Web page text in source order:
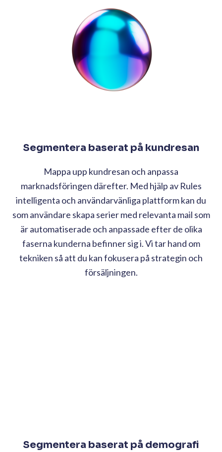
Segmentera baserat på kundresan
Mappa upp kundresan och anpassa
marknadsföringen därefter. Med hjälp av Rules
intelligenta och användarvänliga plattform kan du
som användare skapa serier med relevanta mail som
är automatiserade och anpassade efter de olika
faserna kunderna befinner sig i. Vi tar hand om
tekniken så att du kan fokusera på strategin och
försäljningen.
Segmentera baserat på demografi